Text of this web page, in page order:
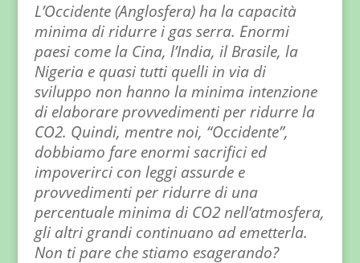
L’Occidente (Anglosfera) ha la capacità
minima di ridurre i gas serra. Enormi
paesi come la Cina, l’India, il Brasile, la
Nigeria e quasi tutti quelli in via di
sviluppo non hanno la minima intenzione
di elaborare provvedimenti per ridurre la
CO2. Quindi, mentre noi, “Occidente”,
dobbiamo fare enormi sacrifici ed
impoverirci con leggi assurde e
provvedimenti per ridurre di una
percentuale minima di CO2 nell’atmosfera,
gli altri grandi continuano ad emetterla.
Non ti pare che stiamo esagerando?